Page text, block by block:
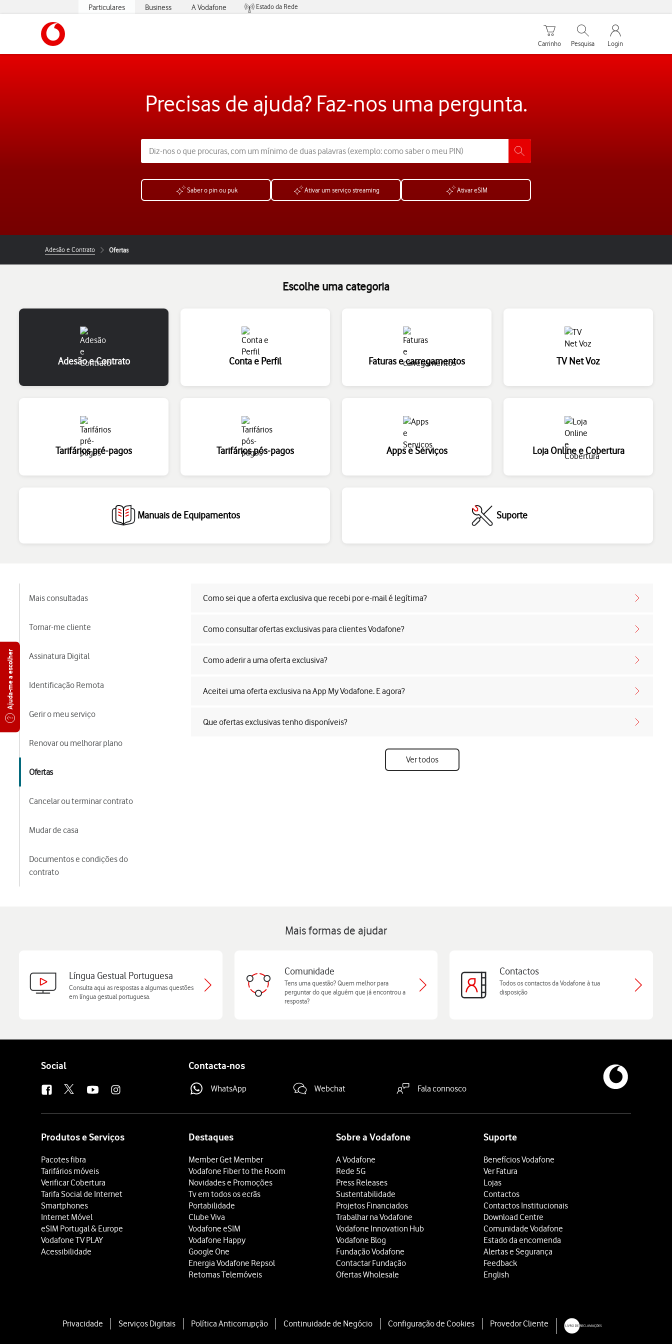
Particulares Business A Vodafone
Estado da Rede
Carrinho de compras
Carrinho
Pesquisar
Pesquisa
My Vodafone
Login
Precisas de ajuda? Faz-nos uma pergunta.
Saber o pin ou puk Ativar um serviço streaming Ativar eSIM
Adesão e Contrato Ofertas
Escolhe uma categoria
Adesão e Contrato Conta e Perfil Faturas e carregamentos TV Net Voz
Tarifários pré-pagos Tarifários pós-pagos Apps e Serviços Loja Online e Cobertura
Manuais de Equipamentos Suporte
Mais consultadas
Tornar-me cliente
Assinatura Digital
Identificação Remota
Gerir o meu serviço
Renovar ou melhorar plano
Ofertas
Cancelar ou terminar contrato
Mudar de casa
Documentos e condições do
contrato
Como sei que a oferta exclusiva que recebi por e-mail é legítima?
Como consultar ofertas exclusivas para clientes Vodafone?
Como aderir a uma oferta exclusiva?
Aceitei uma oferta exclusiva na App My Vodafone. E agora?
Que ofertas exclusivas tenho disponíveis?
Ver todos
Mais formas de ajudar
Língua Gestual Portuguesa
Consulta aqui as respostas a algumas questões
em língua gestual portuguesa.
Comunidade
Tens uma questão? Quem melhor para
perguntar do que alguém que já encontrou a
resposta?
Contactos
Todos os contactos da Vodafone à tua
disposição
Ajuda-me a escolher
Follow
Social Contacta-nos
WhatsApp Webchat Fala connosco
Produtos e Serviços
Pacotes fibra
Tarifários móveis
Verificar Cobertura
Tarifa Social de Internet
Smartphones
Internet Móvel
eSIM Portugal & Europe
Vodafone TV PLAY
Acessibilidade
Destaques
Member Get Member
Vodafone Fiber to the Room
Novidades e Promoções
Tv em todos os ecrãs
Portabilidade
Clube Viva
Vodafone eSIM
Vodafone Happy
Google One
Energia Vodafone Repsol
Retomas Telemóveis
Sobre a Vodafone
A Vodafone
Rede 5G
Press Releases
Sustentabilidade
Projetos Financiados
Trabalhar na Vodafone
Vodafone Innovation Hub
Vodafone Blog
Fundação Vodafone
Contactar Fundação
Ofertas Wholesale
Suporte
Benefícios Vodafone
Ver Fatura
Lojas
Contactos
Contactos Institucionais
Download Centre
Comunidade Vodafone
Estado da encomenda
Alertas e Segurança
Feedback
English
Privacidade Serviços Digitais Política Anticorrupção Continuidade de Negócio Configuração de Cookies Provedor Cliente